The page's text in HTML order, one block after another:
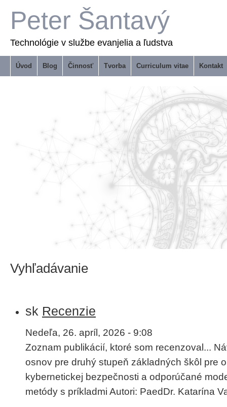
Peter Šantavý
Technológie v službe evanjelia a ľudstva
Úvod Blog Činnosť Tvorba Curriculum vitae Kontakt
Vyhľadávanie
sk Recenzie
Nedeľa, 26. apríl, 2026 - 9:08
Zoznam publikácií, ktoré som recenzoval...
osnov pre druhý stupeň základných škôl pre
kybernetickej bezpečnosti a odporúčané
metódy s príkladmi Autori: PaedDr. Katarína